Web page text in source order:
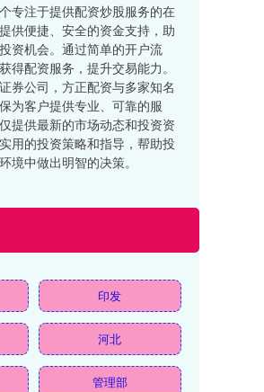
专注于提供配资炒股服务的在
供便捷、安全的资金支持，助
资机会。通过简单的开户流
得配资服务，提升交易能力。
券公司，方正配资与多家知名
为客户提供专业、可靠的服
提供最新的市场动态和投资资
用的投资策略和指导，帮助投
境中做出明智的决策。
印发
河北
管理部